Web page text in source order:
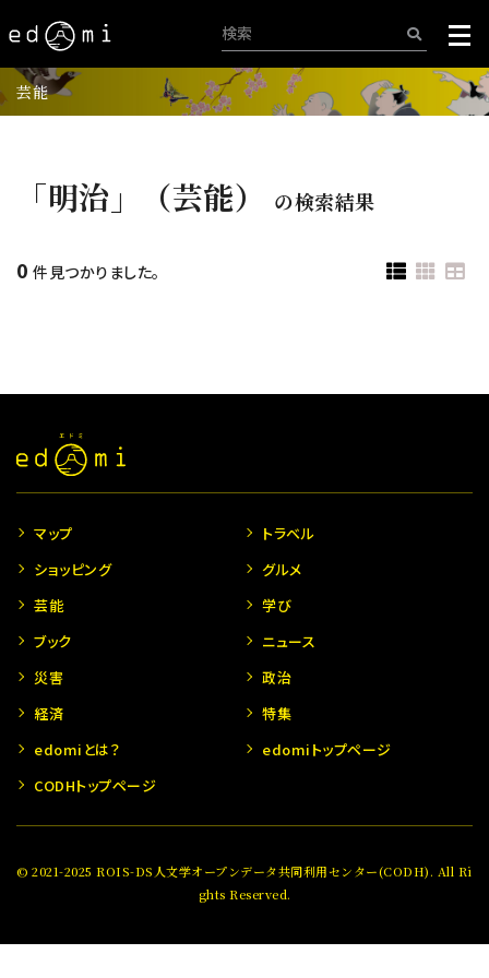
芸能
「明治」（芸能） の検索結果
0 件見つかりました。
マップ
トラベル
ショッピング
グルメ
芸能
学び
ブック
ニュース
災害
政治
経済
特集
edomiとは？
edomiトップページ
CODHトップページ
© 2021-2025 ROIS-DS人文学オープンデータ共同利用センター(CODH). All Ri
ghts Reserved.